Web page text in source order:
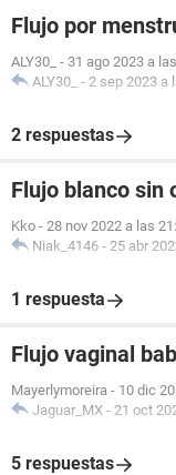
Flujo por
ALY30_ - 31 ago 2023 a
ALY30_ - 2 sep 2023 a
2 respuestas
Flujo blanco sin
Kko - 28 nov 2022 a las
Niak_4146 - 25 abr
1 respuesta
Flujo vaginal
Mayerlymoreira - 10 dic
Jaguar_MX - 21 oct
5 respuestas